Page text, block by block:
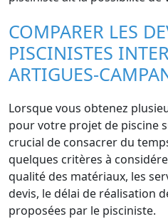
COMPARER LES
PISCINISTES
ARTIGUES-
Lorsque vous obtenez
pour votre projet de piscine
crucial de consacrer du
quelques critères à
qualité des matériaux, les
devis, le délai de réalisation
proposées par le pisciniste.